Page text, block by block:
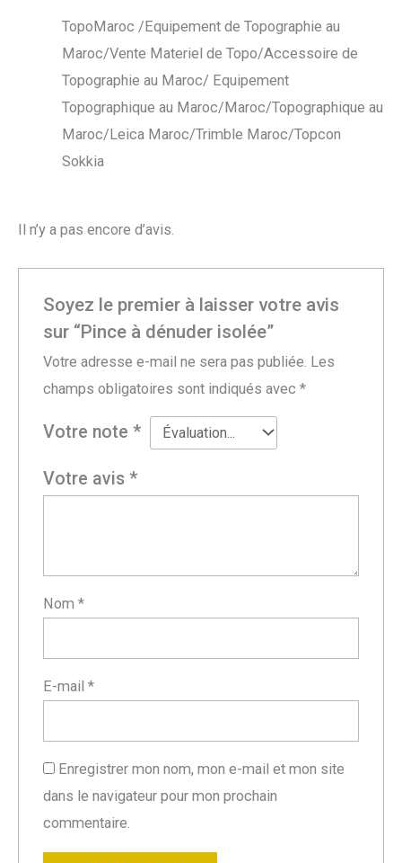
TopoMaroc /Equipement de Topographie au
Maroc/Vente Materiel de Topo/Accessoire de
Topographie au Maroc/ Equipement
Topographique au Maroc/Maroc/Topographique au
Maroc/Leica Maroc/Trimble Maroc/Topcon
Sokkia
Il n’y a pas encore d’avis.
Soyez le premier à laisser votre avis
sur “Pince à dénuder isolée”
Votre adresse e-mail ne sera pas publiée. Les
champs obligatoires sont indiqués avec*
Votre note*
Votre avis*
Nom*
E-mail*
Enregistrer mon nom, mon e-mail et mon site
dans le navigateur pour mon prochain
commentaire.